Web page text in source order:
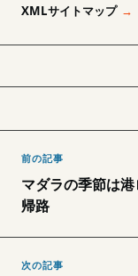
XMLサイトマップ
前の記事
マダラの季節は
帰路
次の記事